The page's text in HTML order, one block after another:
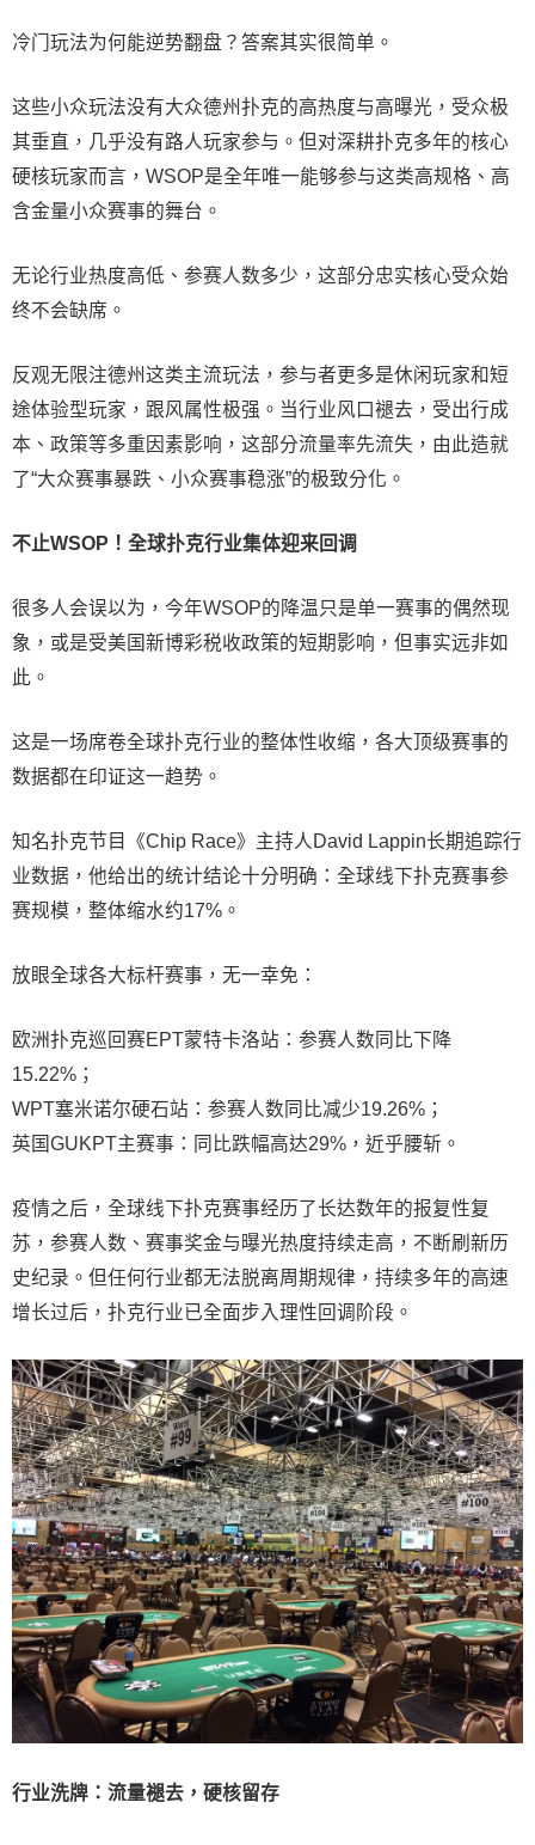
冷门玩法为何能逆势翻盘？答案其实很简单。
这些小众玩法没有大众德州扑克的高热度与高曝光，受众极
其垂直，几乎没有路人玩家参与。但对深耕扑克多年的核心
硬核玩家而言，WSOP是全年唯一能够参与这类高规格、高
含金量小众赛事的舞台。
无论行业热度高低、参赛人数多少，这部分忠实核心受众始
终不会缺席。
反观无限注德州这类主流玩法，参与者更多是休闲玩家和短
途体验型玩家，跟风属性极强。当行业风口褪去，受出行成
本、政策等多重因素影响，这部分流量率先流失，由此造就
了“大众赛事暴跌、小众赛事稳涨”的极致分化。
不止WSOP！全球扑克行业集体迎来回调
很多人会误以为，今年WSOP的降温只是单一赛事的偶然现
象，或是受美国新博彩税收政策的短期影响，但事实远非如
此。
这是一场席卷全球扑克行业的整体性收缩，各大顶级赛事的
数据都在印证这一趋势。
知名扑克节目《Chip Race》主持人David Lappin长期追踪行
业数据，他给出的统计结论十分明确：全球线下扑克赛事参
赛规模，整体缩水约17%。
放眼全球各大标杆赛事，无一幸免：
欧洲扑克巡回赛EPT蒙特卡洛站：参赛人数同比下降
15.22%；
WPT塞米诺尔硬石站：参赛人数同比减少19.26%；
英国GUKPT主赛事：同比跌幅高达29%，近乎腰斩。
疫情之后，全球线下扑克赛事经历了长达数年的报复性复
苏，参赛人数、赛事奖金与曝光热度持续走高，不断刷新历
史纪录。但任何行业都无法脱离周期规律，持续多年的高速
增长过后，扑克行业已全面步入理性回调阶段。
行业洗牌：流量褪去，硬核留存